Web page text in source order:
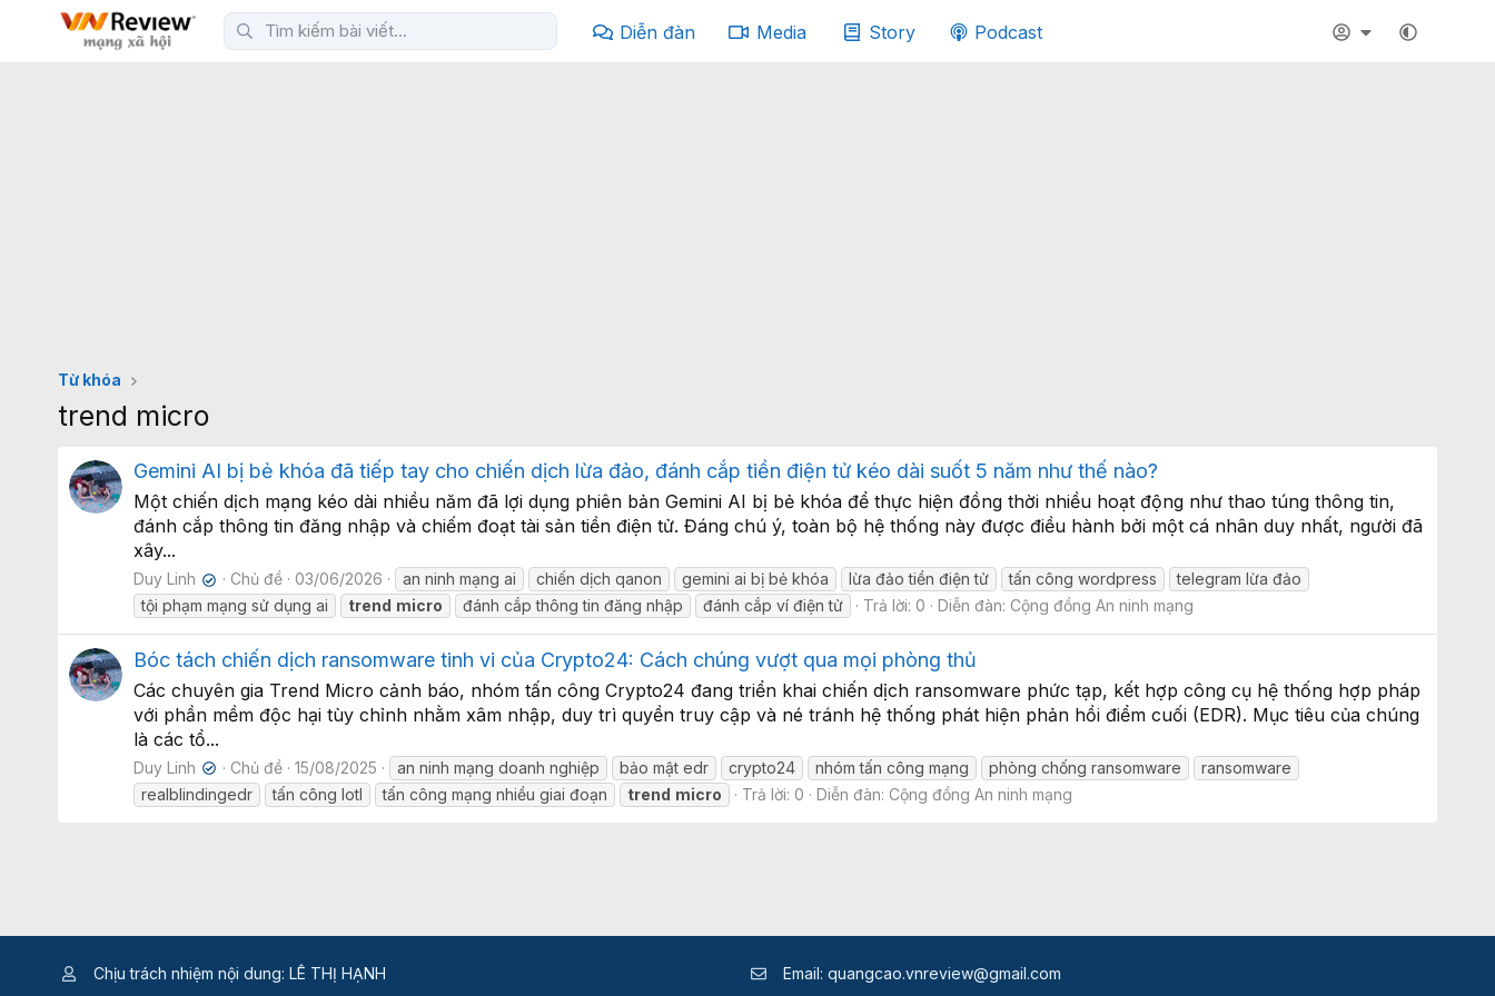
Diễn đàn Media Story Podcast
Từ khóa
trend micro
Gemini AI bị bẻ khóa đã tiếp tay cho chiến dịch lừa đảo, đánh cắp tiền điện tử kéo dài suốt 5 năm như thế nào?
Một chiến dịch mạng kéo dài nhiều năm đã lợi dụng phiên bản Gemini AI bị bẻ khóa để thực hiện đồng thời nhiều hoạt động như thao túng thông tin,
đánh cắp thông tin đăng nhập và chiếm đoạt tài sản tiền điện tử. Đáng chú ý, toàn bộ hệ thống này được điều hành bởi một cá nhân duy nhất, người đã
xây...
Duy Linh ✔ Chủ đề 03/06/2026 an ninh mạng ai chiến dịch qanon gemini ai bị bẻ khóa lừa đảo tiền điện tử tấn công wordpress
telegram lừa đảo
tội phạm mạng sử dụng ai
trend micro đánh cắp thông tin đăng nhập đánh cắp ví điện tử Trả lời: 0 Diễn đàn: Cộng đồng An ninh mạng
Bóc tách chiến dịch ransomware tinh vi của Crypto24: Cách chúng vượt qua mọi phòng thủ
Các chuyên gia Trend Micro cảnh báo, nhóm tấn công Crypto24 đang triển khai chiến dịch ransomware phức tạp, kết hợp công cụ hệ thống hợp pháp
với phần mềm độc hại tùy chỉnh nhằm xâm nhập, duy trì quyền truy cập và né tránh hệ thống phát hiện phản hồi điểm cuối (EDR). Mục tiêu của chúng
là các tổ...
Duy Linh ✔ Chủ đề 15/08/2025 an ninh mạng doanh nghiệp bảo mật edr crypto24 nhóm tấn công mạng phòng chống ransomware
ransomware
realblindingedr
tấn công lotl tấn công mạng nhiều giai đoạn trend micro Trả lời: 0 Diễn đàn: Cộng đồng An ninh mạng
Chịu trách nhiệm nội dung: LÊ THỊ HẠNH Email: quangcao.vnreview@gmail.com